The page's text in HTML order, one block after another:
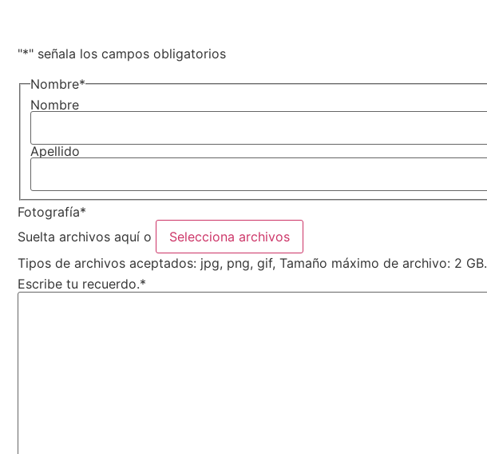
"*" señala los campos obligatorios
Nombre*
Nombre
Apellido
Fotografía*
Suelta archivos aquí o
Selecciona archivos
Tipos de archivos aceptados: jpg, png, gif, Tamaño máximo de archivo: 2 GB.
Escribe tu recuerdo.*